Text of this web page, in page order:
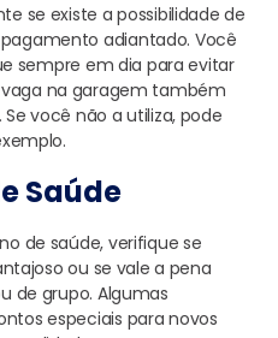
se existe a possibilidade de
adiantado. Você
sempre em dia para evitar
vaga na garagem também
você não a utiliza, pode
Saúde
de saúde, verifique se
ou se vale a pena
de grupo. Algumas
especiais para novos